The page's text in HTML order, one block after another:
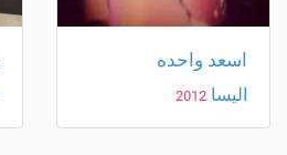
اسعد واحده
اليسا 2012